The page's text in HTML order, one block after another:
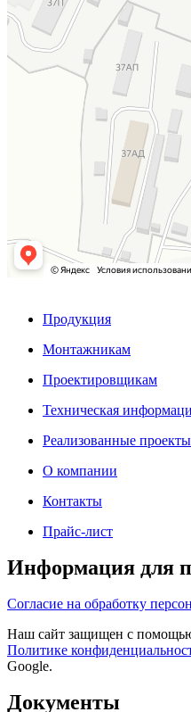
Продукция
Монтажникам
Проектировщикам
Техническая
Реализованные проекты
О компании
Контакты
Прайс-лист
Информация для
Согласие на обработку
Наш сайт защищен с
Политике
Google.
Документы